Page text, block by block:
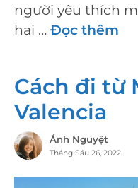
người yêu thích
hai … Đọc thêm
Cách đi từ
Valencia
Ánh Nguyệt
Tháng Sáu 26, 2022